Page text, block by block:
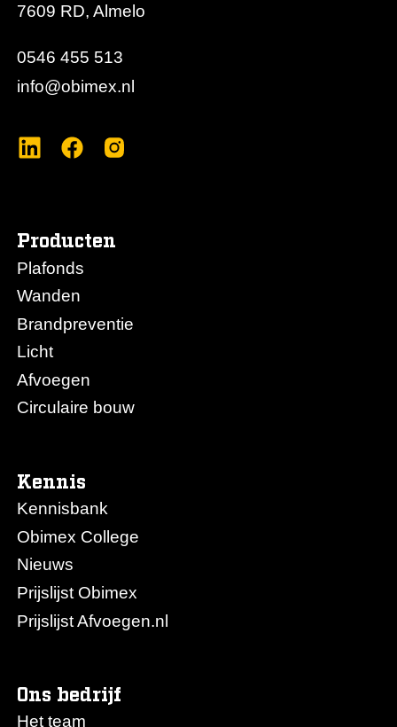
7609 RD, Almelo
0546 455 513
info@obimex.nl
Producten
Plafonds
Wanden
Brandpreventie
Licht
Afvoegen
Circulaire bouw
Kennis
Kennisbank
Obimex College
Nieuws
Prijslijst Obimex
Prijslijst Afvoegen.nl
Ons bedrijf
Het team